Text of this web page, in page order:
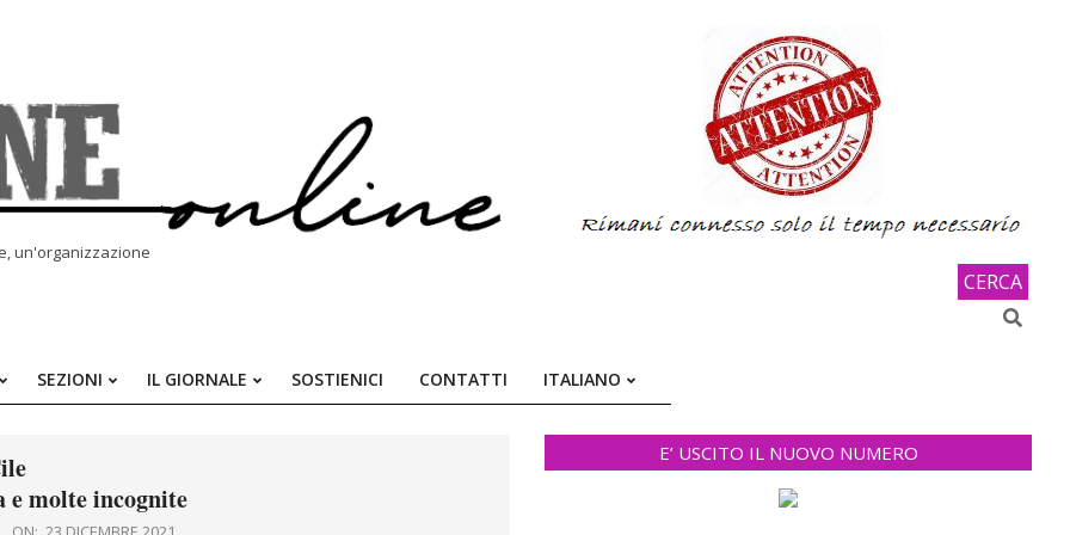
un'organizzazione
CERCA
Search
Primary
SEZIONI IL GIORNALE SOSTIENICI CONTATTI ITALIANO
e molte incognite
E’ USCITO IL NUOVO NUMERO